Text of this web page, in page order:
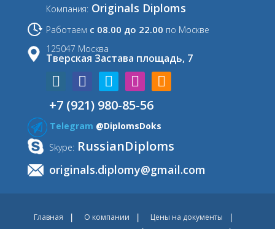
Компания: Originals Diploms
Работаем с 08.00 до 22.00 по Москве
125047 Москва
Тверская Застава площадь, 7
+7 (921) 980-85-56
Telegram @DiplomsDoks
Skype: RussianDiploms
originals.diplomy@gmail.com
Главная О компании
Цены на документы